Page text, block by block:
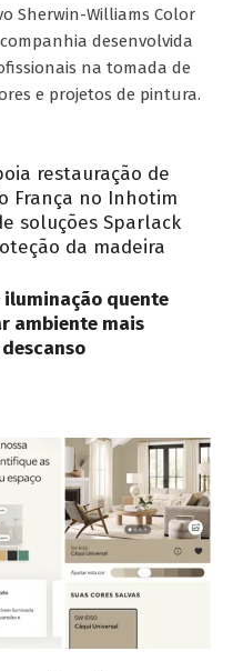
Sherwin-Williams Color
desenvolvida
na tomada de
e projetos de pintura.
restauração de
França no Inhotim
soluções Sparlack
da madeira
iluminação quente
ambiente mais